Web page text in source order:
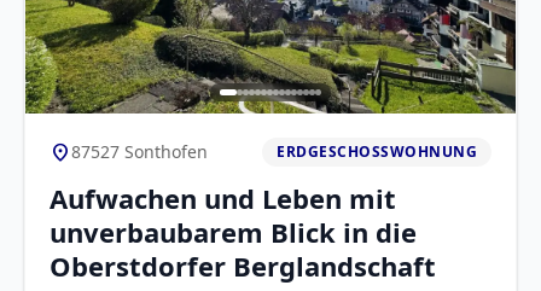
location_on87527 Sonthofen ERDGESCHOSSWOHNUNG
Aufwachen und Leben mit
unverbaubarem Blick in die
Oberstdorfer Berglandschaft